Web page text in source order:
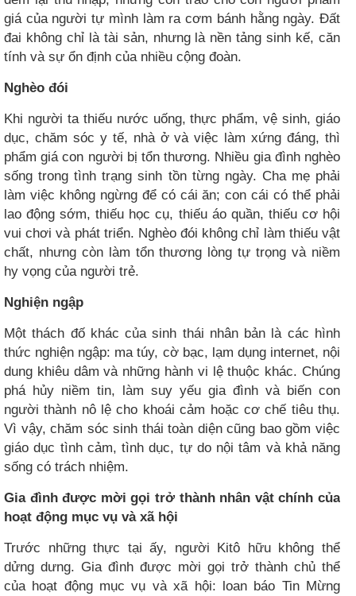
giá của người tự mình làm ra cơm bánh hằng ngày. Đất
đai không chỉ là tài sản, nhưng là nền tảng sinh kế, căn
tính và sự ổn định của nhiều cộng đoàn.
Nghèo đói
Khi người ta thiếu nước uống, thực phẩm, vệ sinh, giáo
dục, chăm sóc y tế, nhà ở và việc làm xứng đáng, thì
phẩm giá con người bị tổn thương. Nhiều gia đình nghèo
sống trong tình trạng sinh tồn từng ngày. Cha mẹ phải
làm việc không ngừng để có cái ăn; con cái có thể phải
lao động sớm, thiếu học cụ, thiếu áo quần, thiếu cơ hội
vui chơi và phát triển. Nghèo đói không chỉ làm thiếu vật
chất, nhưng còn làm tổn thương lòng tự trọng và niềm
hy vọng của người trẻ.
Nghiện ngập
Một thách đố khác của sinh thái nhân bản là các hình
thức nghiện ngập: ma túy, cờ bạc, lạm dụng internet, nội
dung khiêu dâm và những hành vi lệ thuộc khác. Chúng
phá hủy niềm tin, làm suy yếu gia đình và biến con
người thành nô lệ cho khoái cảm hoặc cơ chế tiêu thụ.
Vì vậy, chăm sóc sinh thái toàn diện cũng bao gồm việc
giáo dục tình cảm, tình dục, tự do nội tâm và khả năng
sống có trách nhiệm.
Gia đình được mời gọi trở thành nhân vật chính của
hoạt động mục vụ và xã hội
Trước những thực tại ấy, người Kitô hữu không thể
dửng dưng. Gia đình được mời gọi trở thành chủ thể
của hoạt động mục vụ và xã hội: loan báo Tin Mừng